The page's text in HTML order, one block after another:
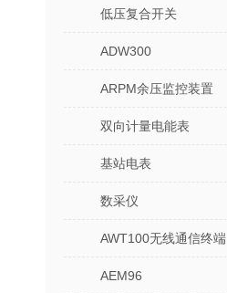
低压复合开关
ADW300
ARPM余压监控装置
双向计量电能表
基站电表
数采仪
AWT100无线通信终端
AEM96